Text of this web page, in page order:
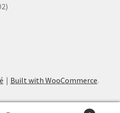
produit
102
Built with WooCommerce.